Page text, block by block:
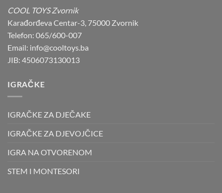
COOL TOYS Zvornik
Karađorđeva Centar-3, 75000 Zvornik
Telefon: 065/600-007
Email: info@cooltoys.ba
JIB: 4506073130013
IGRAČKE
IGRAČKE ZA DJEČAKE
IGRAČKE ZA DJEVOJČICE
IGRA NA OTVORENOM
STEM I MONTESORI